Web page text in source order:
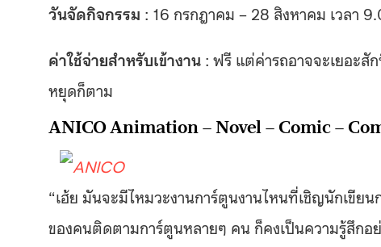
วันจัดกิจกรรม : 16 กรกฎาคม – 28 สิงหาคม เวลา
ค่าใช้จ่ายสำหรับเข้างาน : ฟรี แต่ค่ารถอาจจะเยอะ
หยุดก็ตาม
ANICO Animation – Novel – Comic –
“เฮ้ย มันจะมีไหมวะงานการ์ตูนงานไหนที่เชิญนักเขีย
ของคนติดตามการ์ตูนหลายๆ คน ก็คงเป็นความรู้สึก